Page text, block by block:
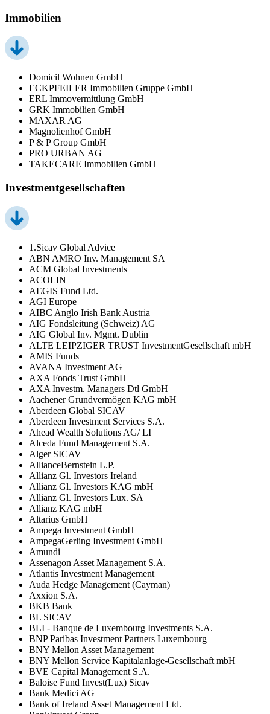
Immobilien
Domicil Wohnen GmbH
ECKPFEILER Immobilien Gruppe GmbH
ERL Immovermittlung GmbH
GRK Immobilien GmbH
MAXAR AG
Magnolienhof GmbH
P & P Group GmbH
PRO URBAN AG
TAKECARE Immobilien GmbH
Investmentgesellschaften
1.Sicav Global Advice
ABN AMRO Inv. Management SA
ACM Global Investments
ACOLIN
AEGIS Fund Ltd.
AGI Europe
AIBC Anglo Irish Bank Austria
AIG Fondsleitung (Schweiz) AG
AIG Global Inv. Mgmt. Dublin
ALTE LEIPZIGER TRUST InvestmentGesellschaft mbH
AMIS Funds
AVANA Investment AG
AXA Fonds Trust GmbH
AXA Investm. Managers Dtl GmbH
Aachener Grundvermögen KAG mbH
Aberdeen Global SICAV
Aberdeen Investment Services S.A.
Ahead Wealth Solutions AG/ LI
Alceda Fund Management S.A.
Alger SICAV
AllianceBernstein L.P.
Allianz Gl. Investors Ireland
Allianz Gl. Investors KAG mbH
Allianz Gl. Investors Lux. SA
Allianz KAG mbH
Altarius GmbH
Ampega Investment GmbH
AmpegaGerling Investment GmbH
Amundi
Assenagon Asset Management S.A.
Atlantis Investment Management
Auda Hedge Management (Cayman)
Axxion S.A.
BKB Bank
BL SICAV
BLI - Banque de Luxembourg Investments S.A.
BNP Paribas Investment Partners Luxembourg
BNY Mellon Asset Management
BNY Mellon Service Kapitalanlage-Gesellschaft mbH
BVE Capital Management S.A.
Baloise Fund Invest(Lux) Sicav
Bank Medici AG
Bank of Ireland Asset Management Ltd.